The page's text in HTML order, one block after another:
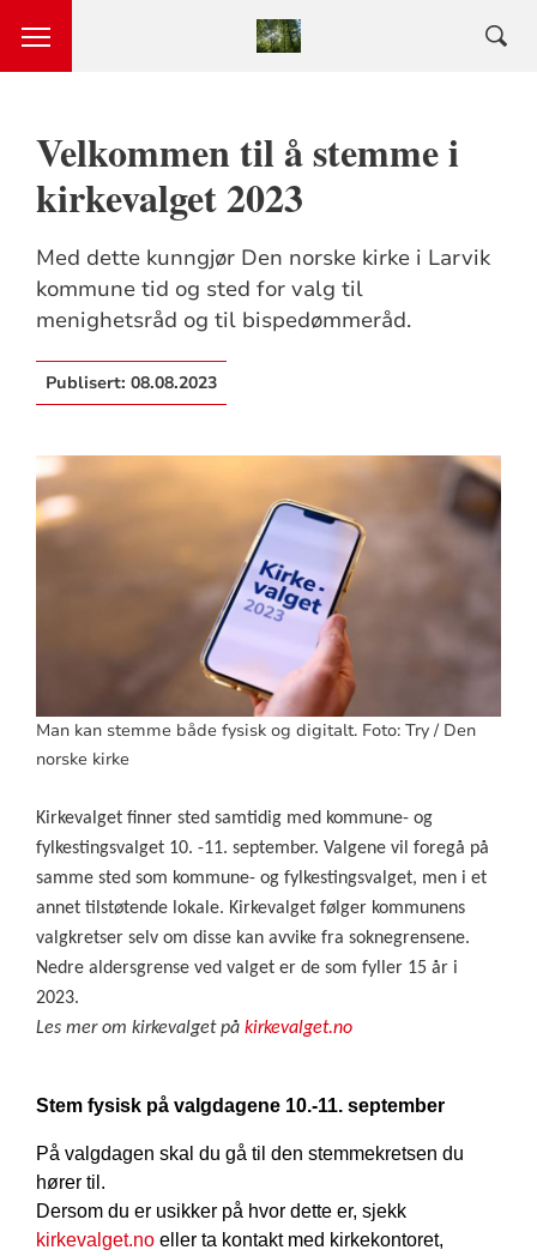
Velkommen til å stemme i
kirkevalget 2023
Med dette kunngjør Den norske kirke i Larvik
kommune tid og sted for valg til
menighetsråd og til bispedømmeråd.
Publisert: 08.08.2023
Man kan stemme både fysisk og digitalt. Foto: Try / Den
norske kirke
Kirkevalget finner sted samtidig med kommune- og
fylkestingsvalget 10. -11. september. Valgene vil foregå på
samme sted som kommune- og fylkestingsvalget, men i et
annet tilstøtende lokale. Kirkevalget følger kommunens
valgkretser selv om disse kan avvike fra soknegrensene.
Nedre aldersgrense ved valget er de som fyller 15 år i
2023.
Les mer om kirkevalget på kirkevalget.no
Stem fysisk på valgdagene 10.-11. september
På valgdagen skal du gå til den stemmekretsen du
hører til.
Dersom du er usikker på hvor dette er, sjekk
kirkevalget.noeller ta kontakt med kirkekontoret,